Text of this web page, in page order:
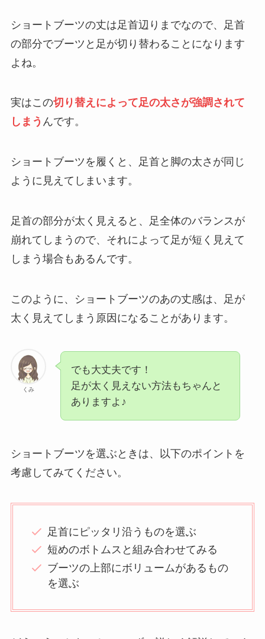
ショートブーツの丈は足首辺りまでなので、足首
の部分でブーツと足が切り替わることになります
よね。
実はこの切り替えによって足の太さが強調されて
しまう んです。
ショートブーツを履くと、足首と脚の太さが同じ
ように見えてしまいます。
足首の部分が太く見えると、足全体のバランスが
崩れてしまうので、それによって足が短く見えて
しまう場合もあるんです。
このように、ショートブーツのあの丈感は、足が
太く見えてしまう原因になることがあります。
くみ
でも大丈夫です！
足が太く見えない方法もちゃんと
ありますよ♪
ショートブーツを選ぶときは、以下のポイントを
考慮してみてください。
足首にピッタリ沿うものを選ぶ
短めのボトムスと組み合わせてみる
ブーツの上部にボリュームがあるもの
を選ぶ